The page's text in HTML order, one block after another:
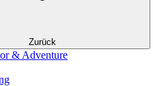
Zurück
& Adventure